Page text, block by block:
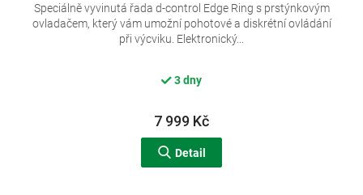
3 dny
7 999 Kč
Detail
Speciálně vyvinutá řada d-control Edge Ring s prstýnkovým
ovladačem, který vám umožní pohotové a diskrétní ovládání
při výcviku. Elektronický...